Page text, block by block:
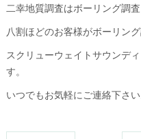
二幸地質調査はボーリング調
八割ほどのお客様がボーリング
スクリューウェイトサウンデ
す。
いつでもお気軽にご連絡下さい